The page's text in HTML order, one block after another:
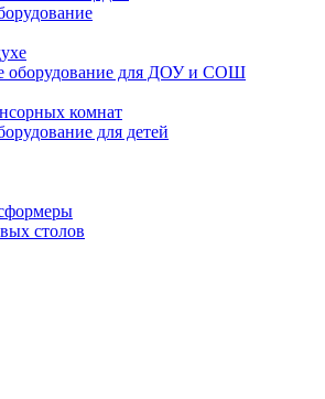
оборудование для ДОУ и СОШ
комнат
для детей
столов